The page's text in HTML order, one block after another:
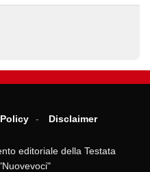
Disclaimer
editoriale della Testata